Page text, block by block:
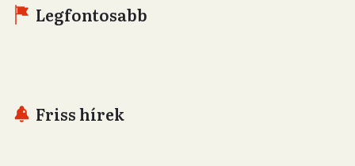
Legfontosabb
Friss hírek